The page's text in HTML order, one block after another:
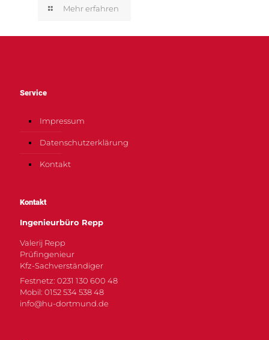
Mehr erfahren
Service
Impressum
Datenschutzerklärung
Kontakt
Kontakt
Ingenieurbüro Repp
Valerij Repp
Prüfingenieur
Kfz-Sachverständiger
Festnetz: 0231 130 600 48
Mobil: 0152 534 538 48
info@hu-dortmund.de